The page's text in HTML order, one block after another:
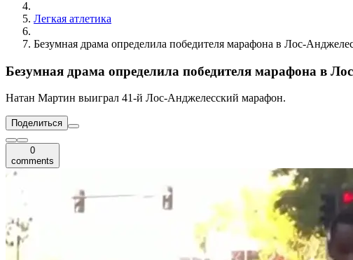
Легкая атлетика
Безумная драма определила победителя марафона в Лос-
Безумная драма определила победителя марафона в
Натан Мартин выиграл 41-й Лос-Анджелесский марафон.
Поделиться
0
comments